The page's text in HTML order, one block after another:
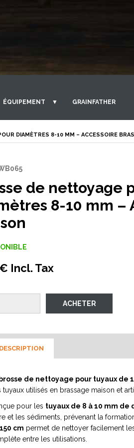
ÉQUIPEMENT ▼ GRAINFATHER
DIAMÈTRES 8-10 MM – ACCESSOIRE
de nettoyage
8-10 mm –
Incl. Tax
brosse de nettoyage pour tuyaux de
tuyaux utilisés en brassage maison et
pour les tuyaux de 8 à 10 mm de
et les sédiments, prévenant la
150 cm permet de nettoyer facilement
entre les utilisations.